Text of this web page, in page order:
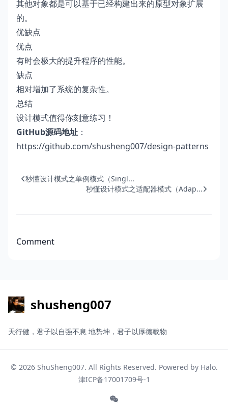
其他对象都是可以基于已经构建出来的原型对象扩展
的。
优缺点
优点
有时会极大的提升程序的性能。
缺点
相对增加了系统的复杂性。
总结
设计模式值得你刻意练习！
GitHub源码地址 ：
https://github.com/shusheng007/design-patterns
秒懂设计模式之单例模式（Singl...
秒懂设计模式之适配器模式（Adap...
Comment
shusheng007
天行健，君子以自强不息 地势坤，君子以厚德载物
© 2026 ShuSheng007. All Rights Reserved. Powered by Halo.
津ICP备17001709号-1